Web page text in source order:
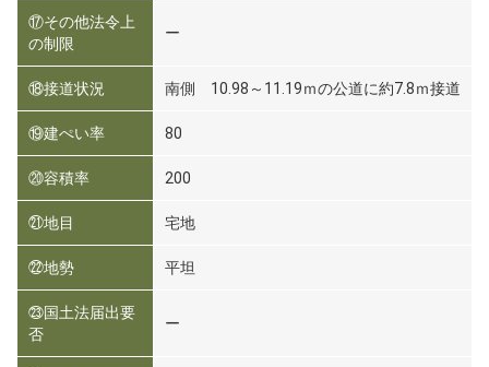
⑰その他法令上
の制限
ー
⑱接道状況 南側 10.98～11.19ｍの公道に約7.8ｍ接道
⑲建ぺい率 80
⑳容積率 200
㉑地目 宅地
㉒地勢 平坦
㉓国土法届出要
否
ー